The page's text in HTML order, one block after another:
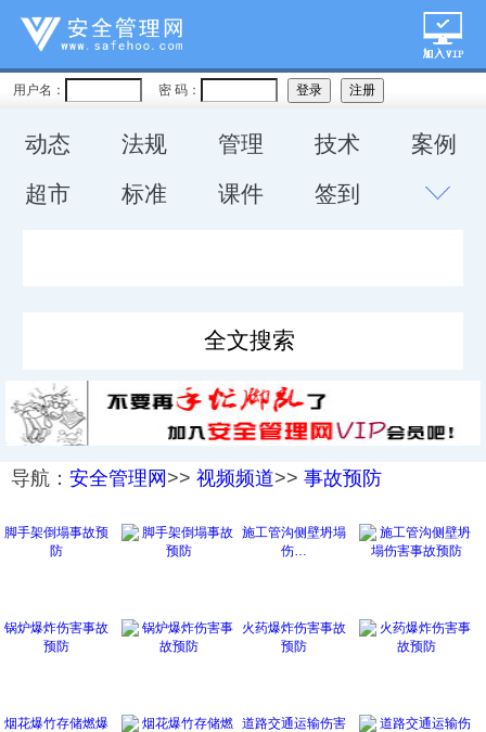
用户名： 密 码：
动态 法规 管理 技术
案例
超市
标准 课件 签到
导航： 安全管理网 >> 视频频道>> 事故预防
脚手架倒塌事故预
防
施工管沟侧壁坍塌
伤…
锅炉爆炸伤害事故
预防
火药爆炸伤害事故
预防
烟花爆竹存储燃爆
道路交通运输伤害